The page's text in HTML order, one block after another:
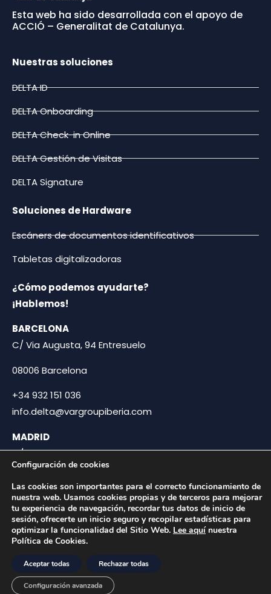
Esta web ha sido desarrollada con el apoyo de
ACCIÓ – Generalitat de Catalunya.
Nuestras soluciones
DELTA ID
DELTA Onboarding
DELTA Check-in Online
DELTA Gestión de Visitas
DELTA Signature
Soluciones de Hardware
Escáners de documentos identificativos
Tabletas digitalizadoras
¿Cómo podemos ayudarte?
¡Hablemos!
BARCELONA
C/ Via Augusta, 94 Entresuelo
08006 Barcelona
+34 932 151 036
info.delta@vargroupiberia.com
MADRID
C/ Miguel Yuste 6, 2ºC
+34 932 151 036
info.delta@vargroupiberia.com
Configuración de cookies
Las cookies son importantes para el correcto funcionamiento de
nuestra web. Usamos cookies propias y de terceros para mejorar
tu experiencia de navegación, recordar tus datos de inicio de
sesión, ofrecerte un inicio seguro y recopilar estadísticas para
optimizar la funcionalidad del Sitio Web. Lee aquínuestra
Política de Cookies.
Aceptar todas Rechazar todas
Configuración avanzada